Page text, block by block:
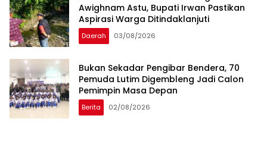
Awighnam Astu, Bupati Irwan Pastikan
Aspirasi Warga Ditindaklanjuti
Daerah 03/08/2026
‎Bukan Sekadar Pengibar Bendera, 70
Pemuda Lutim Digembleng Jadi Calon
Pemimpin Masa Depan
Berita 02/08/2026